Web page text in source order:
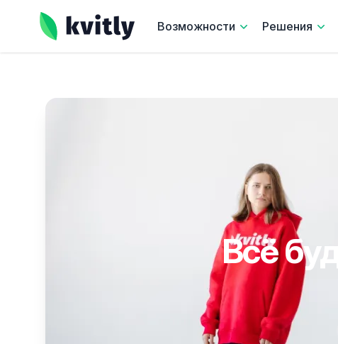
kvitly Возможности Решения
Всё